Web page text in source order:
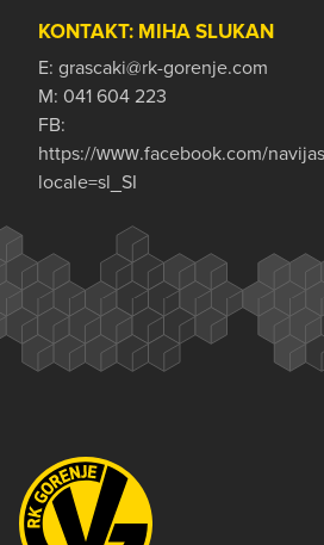
KONTAKT: MIHA SLUKAN
E: grascaki@rk-gorenje.com
M: 041 604 223
FB:
https://www.facebook.com/
locale=sl_SI